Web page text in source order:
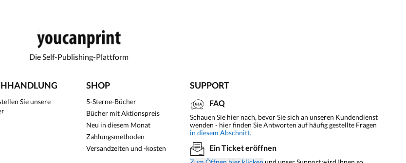
Die Self-Publishing-Plattform
Sie unsere
SHOP
5-Sterne-Bücher
Bücher mit Aktionspreis
Neu in diesem Monat
Zahlungsmethoden
Versandzeiten und -kosten
SUPPORT
FAQ
Schauen Sie hier nach, bevor Sie sich an unseren Kundendienst
wenden - hier finden Sie Antworten auf häufig gestellte Fragen
in diesem Abschnitt.
Ein Ticket eröffnen